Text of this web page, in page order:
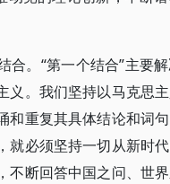
。“第一个结合”主要
。我们坚持以马克思
重复其具体结论和词
必须坚持一切从新时
断回答中国之问、世